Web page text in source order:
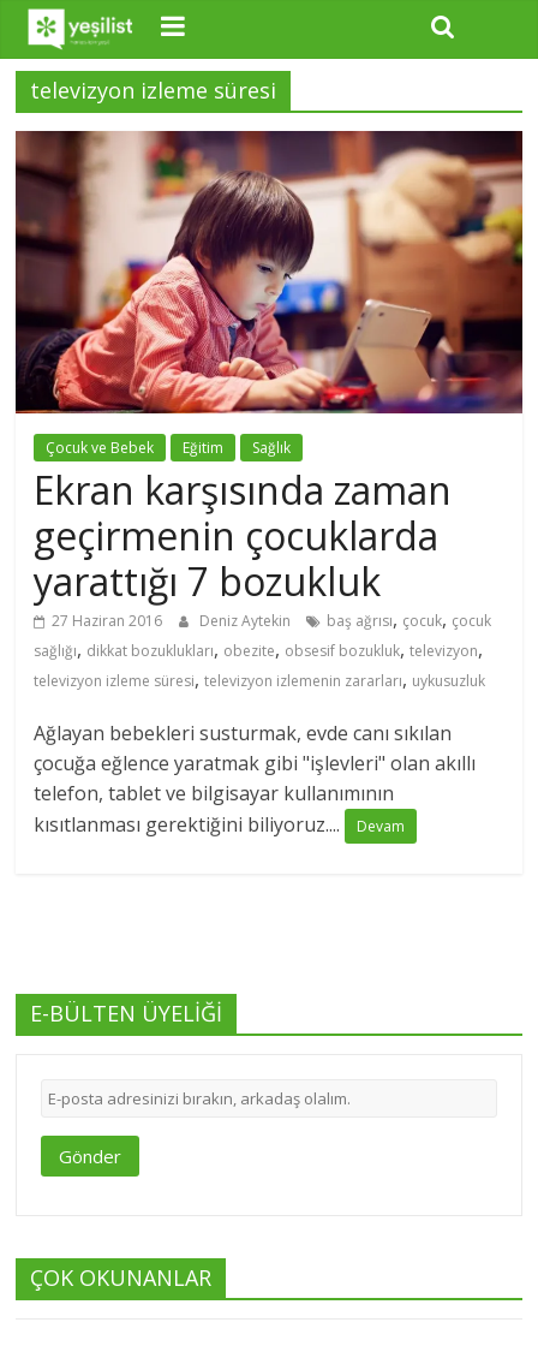
televizyon izleme süresi
Çocuk ve Bebek Eğitim Sağlık
Ekran karşısında zaman
geçirmenin çocuklarda
yarattığı 7 bozukluk
27 Haziran 2016 Deniz Aytekin baş ağrısı, çocuk, çocuk
sağlığı, dikkat bozuklukları, obezite, obsesif bozukluk,televizyon,
televizyon izleme süresi,televizyon izlemenin zararları, uykusuzluk
Ağlayan bebekleri susturmak, evde canı sıkılan
çocuğa eğlence yaratmak gibi "işlevleri" olan akıllı
telefon, tablet ve bilgisayar kullanımının
kısıtlanması gerektiğini biliyoruz....
Devam
E-BÜLTEN ÜYELİĞİ
Gönder
ÇOK OKUNANLAR